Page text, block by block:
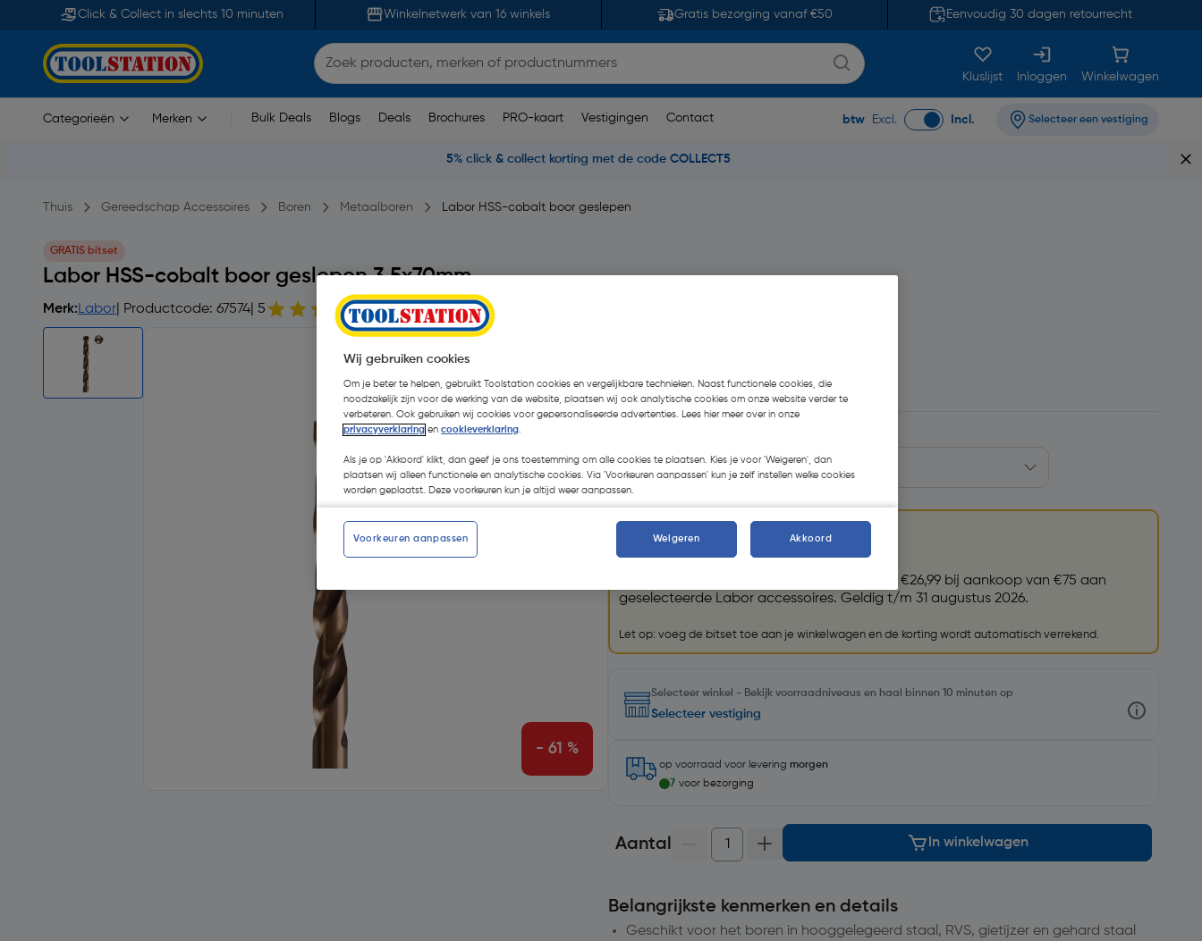
Click & Collect in slechts 10 minuten Winkelnetwerk van 16 winkels Gratis bezorging vanaf €50 Eenvoudig 30 dagen retourrecht
Kluslijst Inloggen Winkelwagen
Categorieën Merken Bulk Deals Blogs Deals Brochures PRO-kaart Vestigingen Contact btw Excl. Incl. Selecteer een vestiging
5% click & collect korting met de code COLLECT5
Thuis Gereedschap Accessoires Boren Metaalboren Labor HSS-cobalt boor geslepen
GRATIS bitset
Labor HSS-cobalt boor geslepen 3,5x70mm
Merk:Labor | Productcode: 67574 | 5 303 beoordelingen| 10 Stuks
- 61 %
€ 8,37
t.w.v. €26,99 bij aankoop van €75 aan
geselecteerde Labor accessoires. Geldig t/m 31 augustus 2026.
Let op: voeg de bitset toe aan je winkelwagen en de korting wordt automatisch verrekend.
Selecteer winkel - Bekijk voorraadniveaus en haal binnen 10 minuten op
Selecteer vestiging
op voorraad voor levering morgen
7 voor bezorging
Aantal In winkelwagen
Belangrijkste kenmerken en details
Geschikt voor het boren in hooggelegeerd staal, RVS, gietijzer en gehard staal
Wij gebruiken cookies
Om je beter te helpen, gebruikt Toolstation cookies en vergelijkbare technieken. Naast functionele cookies, die
noodzakelijk zijn voor de werking van de website, plaatsen wij ook analytische cookies om onze website verder te
verbeteren. Ook gebruiken wij cookies voor gepersonaliseerde advertenties. Lees hier meer over in onze
privacyverklaring en cookieverklaring.
Als je op 'Akkoord' klikt, dan geef je ons toestemming om alle cookies te plaatsen. Kies je voor 'Weigeren', dan
plaatsen wij alleen functionele en analytische cookies. Via 'Voorkeuren aanpassen' kun je zelf instellen welke cookies
worden geplaatst. Deze voorkeuren kun je altijd weer aanpassen.
Voorkeuren aanpassen Weigeren Akkoord